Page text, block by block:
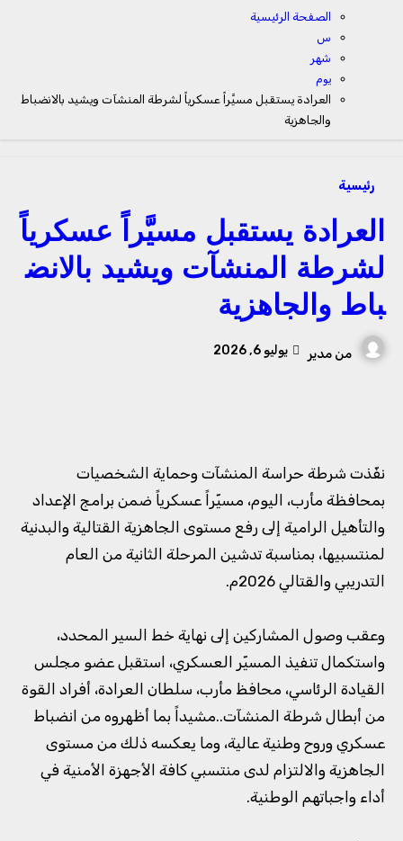
الصفحة الرئيسية
س
شهر
يوم
العرادة يستقبل مسيَّراً عسكرياً لشرطة المنشآت ويشيد بالانضباط
والجاهزية
رئيسية
العرادة يستقبل مسيَّراً عسكرياً
لشرطة المنشآت ويشيد بالانض
باط والجاهزية
من مدير يوليو 6, 2026
نفّذت شرطة حراسة المنشآت وحماية الشخصيات
بمحافظة مأرب، اليوم، مسيّراً عسكرياً ضمن برامج الإعداد
والتأهيل الرامية إلى رفع مستوى الجاهزية القتالية والبدنية
لمنتسبيها، بمناسبة تدشين المرحلة الثانية من العام
التدريبي والقتالي 2026م.
وعقب وصول المشاركين إلى نهاية خط السير المحدد،
واستكمال تنفيذ المسيّر العسكري، استقبل عضو مجلس
القيادة الرئاسي، محافظ مأرب، سلطان العرادة، أفراد القوة
من أبطال شرطة المنشآت..مشيداً بما أظهروه من انضباط
عسكري وروح وطنية عالية، وما يعكسه ذلك من مستوى
الجاهزية والالتزام لدى منتسبي كافة الأجهزة الأمنية في
أداء واجباتهم الوطنية.